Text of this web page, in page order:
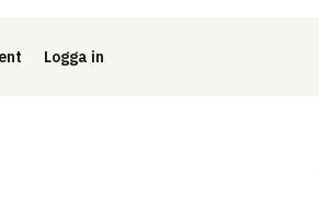
Logga in